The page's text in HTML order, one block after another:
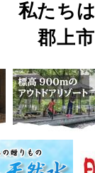
私たち
郡上